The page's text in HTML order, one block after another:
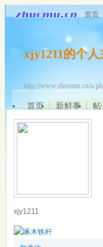
首页
xjy1211的个人
http://www.zhuomu.cn/
首页 新鲜事 帖
xjy1211